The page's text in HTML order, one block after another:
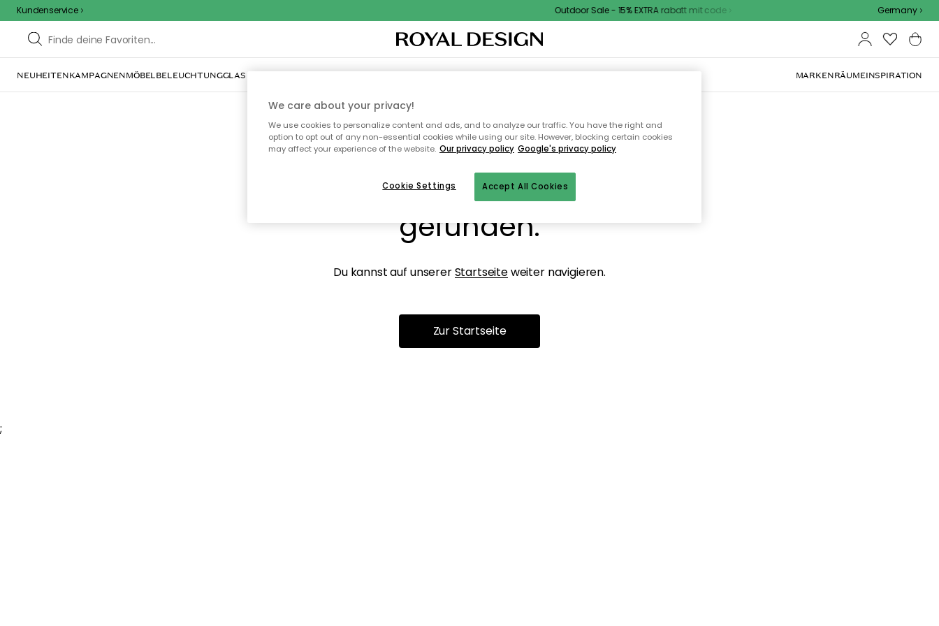
Kundenservice Outdoor Sale - 15% EXTRA rabatt mit code Germany
NEUHEITENKAMPAGNENMÖBELBELEUCHTUNGGLAS & GESCHIRRINNENEINRICHTUNGTEXTILIEN & TEPPICHEKÜCHEAUFBEWAHRUNGOUTDOOR-MÖBEL MARKENRÄUMEINSPIRATION
Ooops, die Seite wurde nicht
gefunden.
Du kannst auf unsererStartseiteweiter navigieren.
Zur Startseite
;
We care about your privacy!
We use cookies to personalize content and ads, and to analyze our traffic. You have the right and
option to opt out of any non-essential cookies while using our site. However, blocking certain cookies
may affect your experience of the website. Our privacy policy Google's privacy policy
Accept All Cookies
Cookie Settings